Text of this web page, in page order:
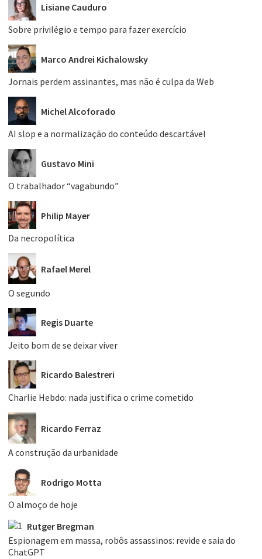
Lisiane Cauduro
Sobre privilégio e tempo para fazer exercício
Marco Andrei Kichalowsky
Jornais perdem assinantes, mas não é culpa da Web
Michel Alcoforado
AI slop e a normalização do conteúdo descartável
Gustavo Mini
O trabalhador “vagabundo”
Philip Mayer
Da necropolítica
Rafael Merel
O segundo
Regis Duarte
Jeito bom de se deixar viver
Ricardo Balestreri
Charlie Hebdo: nada justifica o crime cometido
Ricardo Ferraz
A construção da urbanidade
Rodrigo Motta
O almoço de hoje
Rutger Bregman
Espionagem em massa, robôs assassinos: revide e saia do
ChatGPT